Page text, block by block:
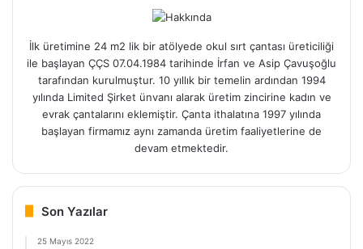
İlk üretimine 24 m2 lik bir atölyede okul sırt çantası üreticiliği
ile başlayan ÇÇS 07.04.1984 tarihinde İrfan ve Asip Çavuşoğlu
tarafından kurulmuştur. 10 yıllık bir temelin ardından 1994
yılında Limited Şirket ünvanı alarak üretim zincirine kadın ve
evrak çantalarını eklemiştir. Çanta ithalatına 1997 yılında
başlayan firmamız aynı zamanda üretim faaliyetlerine de
devam etmektedir.
Son Yazılar
25 Mayıs 2022